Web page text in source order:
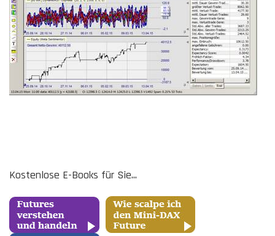
Kostenlose E-Books für Sie...